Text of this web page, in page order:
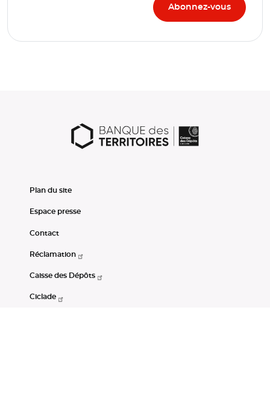
Plan du site
Espace presse
Contact
Réclamation
Caisse des Dépôts
Ciclade